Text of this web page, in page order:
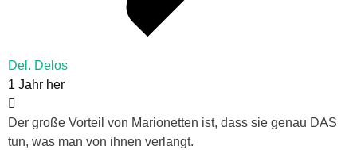
Del. Delos
1 Jahr her
Der große Vorteil von Marionetten ist, dass sie genau DAS
tun, was man von ihnen verlangt.